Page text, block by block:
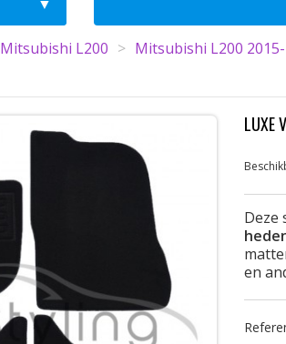
Mitsubishi L200 > Mitsubishi L200
LUXE
Deze
en